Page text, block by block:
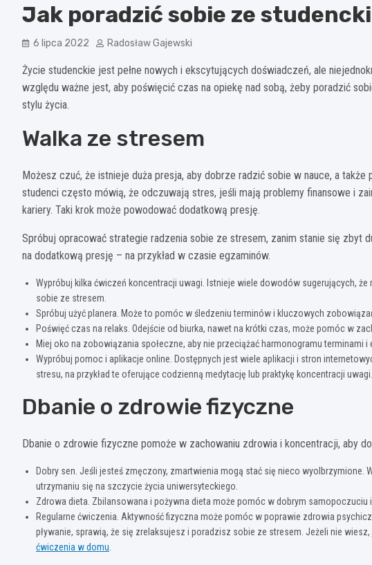
Jak poradzić sobie ze
6 lipca 2022 Radosław Gajewski
Życie studenckie jest pełne nowych i ekscytujących doświadczeń, ale
względu ważne jest, aby poświęcić czas na opiekę nad sobą, żeby poradzić
stylu życia.
Walka ze stresem
Możesz czuć, że istnieje duża presja, aby dobrze radzić sobie w nauce, a
studenci często mówią, że odczuwają stres, jeśli mają problemy finansowe i
kariery. Taki krok może powodować dodatkową presję.
Spróbuj opracować strategie radzenia sobie ze stresem, zanim stanie się zbyt
na dodatkową presję – na przykład w czasie egzaminów.
Wypróbuj kilka ćwiczeń koncentracji uwagi. Istnieje wiele dowodów sugerujących,
sobie ze stresem.
Spróbuj użyć planera. Może to pomóc w śledzeniu terminów i kluczowych
Poświęć czas na relaks. Odejście od biurka, nawet na krótki czas, może pomóc w
Miej oko na zobowiązania społeczne, aby nie przeciążać harmonogramu terminami i
Wypróbuj pomoc i aplikacje online. Dostępnych jest wiele aplikacji i stron
stresu, na przykład te oferujące codzienną medytację lub praktykę koncentracji uwagi.
Dbanie o zdrowie fizyczne
Dbanie o zdrowie fizyczne pomoże w zachowaniu zdrowia i koncentracji, aby
Dobry sen. Jeśli jesteś zmęczony, zmartwienia mogą stać się nieco wyolbrzymione.
utrzymaniu się na szczycie życia uniwersyteckiego.
Zdrowa dieta. Zbilansowana i pożywna dieta może pomóc w dobrym samopoczuciu i
Regularne ćwiczenia. Aktywność fizyczna może pomóc w poprawie zdrowia
pływanie, sprawią, że się zrelaksujesz i poradzisz sobie ze stresem. Jeżeli nie
ćwiczenia w domu